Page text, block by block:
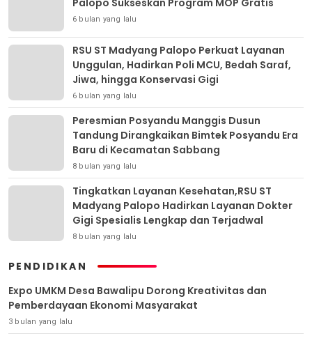
Palopo Sukseskan Program MOP Gratis
6 bulan yang lalu
RSU ST Madyang Palopo Perkuat Layanan
Unggulan, Hadirkan Poli MCU, Bedah Saraf,
Jiwa, hingga Konservasi Gigi
6 bulan yang lalu
Peresmian Posyandu Manggis Dusun
Tandung Dirangkaikan Bimtek Posyandu Era
Baru di Kecamatan Sabbang
8 bulan yang lalu
Tingkatkan Layanan Kesehatan,RSU ST
Madyang Palopo Hadirkan Layanan Dokter
Gigi Spesialis Lengkap dan Terjadwal
8 bulan yang lalu
PENDIDIKAN
Expo UMKM Desa Bawalipu Dorong Kreativitas dan
Pemberdayaan Ekonomi Masyarakat
3 bulan yang lalu